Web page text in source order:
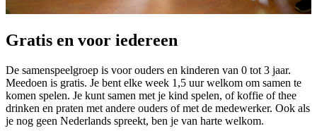
Gratis en voor iedereen
De samenspeelgroep is voor ouders en kinderen van 0 tot 3 jaar.
Meedoen is gratis. Je bent elke week 1,5 uur welkom om samen te
komen spelen. Je kunt samen met je kind spelen, of koffie of thee
drinken en praten met andere ouders of met de medewerker. Ook als
je nog geen Nederlands spreekt, ben je van harte welkom.